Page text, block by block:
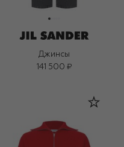
Джинсы
141 500 ₽